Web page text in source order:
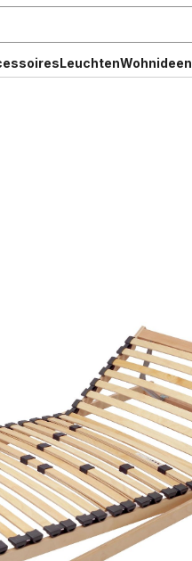
LeuchtenWohnideen